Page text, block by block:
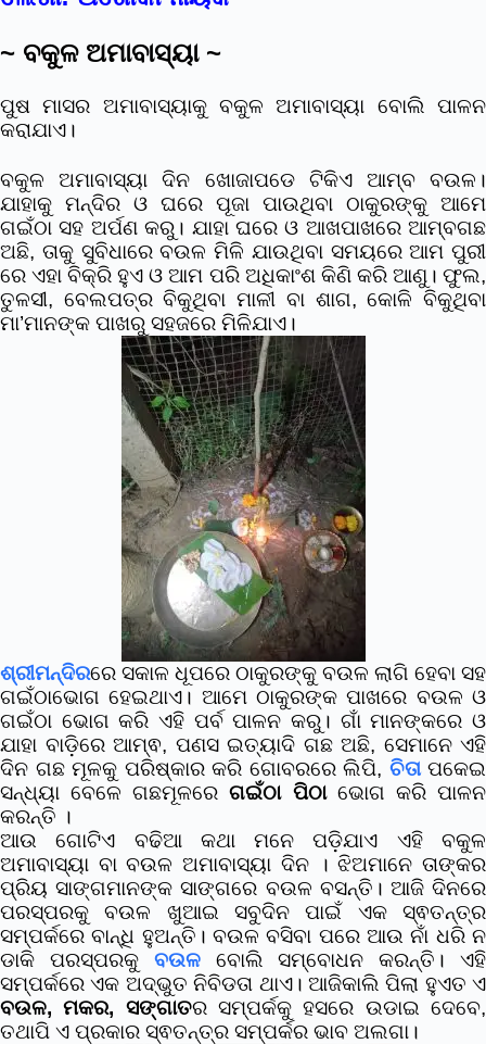
~ ବକୁଳ ଅମାବାସ୍ୟା~
ପୁଷ ମାସର ଅମାବାସ୍ୟାକୁ ବକୁଳ ଅମାବାସ୍ୟା ବୋଲି ପାଳନ
କରାଯାଏ।
ବକୁଳ ଅମାବାସ୍ୟା ଦିନ ଖୋଜାପଡେ ଟିକିଏ ଆମ୍ବ ବଉଳ।
ଯାହାକୁ ମନ୍ଦିର ଓ ଘରେ ପୂଜା ପାଉଥିବା ଠାକୁରଙ୍କୁ ଆମେ
ଗଇଁଠା ସହ ଅର୍ପଣ କରୁ। ଯାହା ଘରେ ଓ ଆଖପାଖରେ ଆମ୍ବଗଛ
ଅଛି, ତାକୁ ସୁବିଧାରେ ବଉଳ ମିଳି ଯାଉଥିବା ସମୟରେ ଆମ ପୁରୀ
ରେ ଏହା ବିକ୍ରି ହୁଏ ଓ ଆମ ପରି ଅଧିକାଂଶ କିଣି କରି ଆଣୁ। ଫୁଲ,
ତୁଳସୀ, ବେଲପତ୍ର ବିକୁଥିବା ମାଳୀ ବା ଶାଗ, କୋଳି ବିକୁଥିବା
ମା’ମାନଙ୍କ ପାଖରୁ ସହଜରେ ମିଳିଯାଏ।
ଶ୍ରୀମନ୍ଦିରରେ ସକାଳ ଧୂପରେ ଠାକୁରଙ୍କୁ ବଉଳ ଲାଗି ହେବା ସହ
ଗଇଁଠାଭୋଗ ହେଇଥାଏ। ଆମେ ଠାକୁରଙ୍କ ପାଖରେ ବଉଳ ଓ
ଗଇଁଠା ଭୋଗ କରି ଏହି ପର୍ବ ପାଳନ କରୁ। ଗାଁ ମାନଙ୍କରେ ଓ
ଯାହା ବାଡ଼ିରେ ଆମ୍ଵ, ପଣସ ଇତ୍ୟାଦି ଗଛ ଅଛି, ସେମାନେ ଏହି
ଦିନ ଗଛ ମୂଳକୁ ପରିଷ୍କାର କରି ଗୋବରରେ ଲିପି, ଚିତାପକେଇ
ସନ୍ଧ୍ୟା ବେଳେ ଗଛମୂଳରେଗଇଁଠା ପିଠାଭୋଗ କରି ପାଳନ
କରନ୍ତି ।
ଆଉ ଗୋଟିଏ ବଢିଆ କଥା ମନେ ପଡ଼ିଯାଏ ଏହି ବକୁଳ
ଅମାବାସ୍ୟା ବା ବଉଳ ଅମାବାସ୍ୟା ଦିନ । ଝିଅମାନେ ତାଙ୍କର
ପ୍ରିୟ ସାଙ୍ଗମାନଙ୍କ ସାଙ୍ଗରେ ବଉଳ ବସନ୍ତି। ଆଜି ଦିନରେ
ପରସ୍ପରକୁ ବଉଳ ଖୁଆଇ ସବୁଦିନ ପାଇଁ ଏକ ସ୍ଵତନ୍ତ୍ର
ସମ୍ପର୍କରେ ବାନ୍ଧି ହୁଅନ୍ତି। ବଉଳ ବସିବା ପରେ ଆଉ ନାଁ ଧରି ନ
ଡାକି ପରସ୍ପରକୁ ବଉଳବୋଲି ସମ୍ବୋଧନ କରନ୍ତି। ଏହି
ସମ୍ପର୍କରେ ଏକ ଅଦ୍ଭୁତ ନିବିଡତା ଥାଏ। ଆଜିକାଲି ପିଲା ହୁଏତ ଏ
ବଉଳ, ମକର, ସଙ୍ଗାତର ସମ୍ପର୍କକୁ ହସରେ ଉଡାଇ ଦେବେ,
ତଥାପି ଏ ପ୍ରକାର ସ୍ଵତନ୍ତ୍ର ସମ୍ପର୍କର ଭାବ ଅଲଗା।